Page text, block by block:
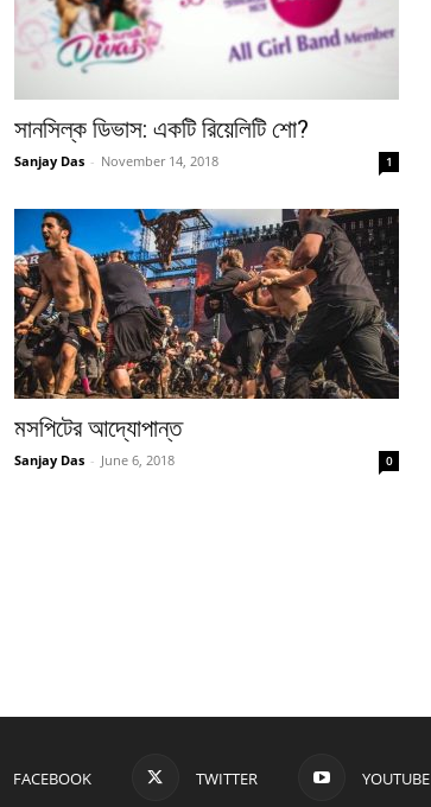
সানসিল্ক ডিভাস: একটি রিয়েলিটি শো?
Sanjay Das - November 14, 2018 1
মসপিটের আদ্যোপান্ত
Sanjay Das - June 6, 2018 0
FACEBOOK TWITTER YOUTUBE